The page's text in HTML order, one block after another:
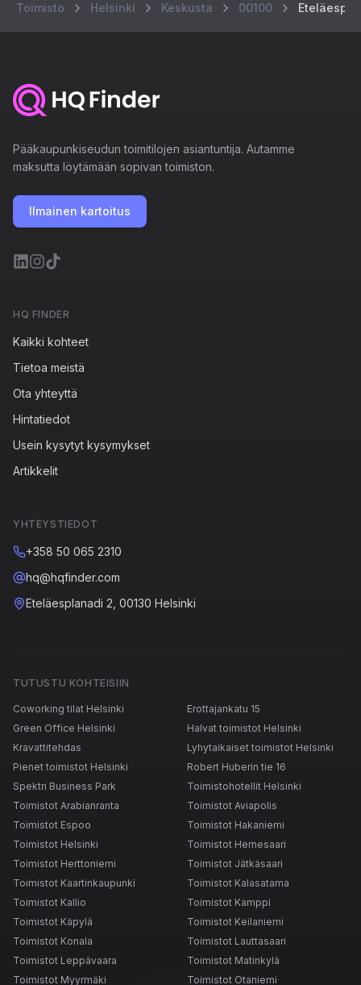
Toimisto Helsinki Keskusta 00100
Pääkaupunkiseudun toimitilojen asiantuntija. Autamme
maksutta löytämään sopivan toimiston.
Ilmainen kartoitus
HQ FINDER
Kaikki kohteet
Tietoa meistä
Ota yhteyttä
Hintatiedot
Usein kysytyt kysymykset
Artikkelit
YHTEYSTIEDOT
+358 50 065 2310
hq@hqfinder.com
Eteläesplanadi 2, 00130 Helsinki
TUTUSTU KOHTEISIIN
Coworking tilat Helsinki
Erottajankatu 15
Green Office Helsinki
Halvat toimistot Helsinki
Kravattitehdas
Lyhytaikaiset toimistot Helsinki
Pienet toimistot Helsinki
Robert Huberin tie 16
Spektri Business Park
Toimistohotellit Helsinki
Toimistot Arabianranta
Toimistot Aviapolis
Toimistot Espoo
Toimistot Hakaniemi
Toimistot Helsinki
Toimistot Hernesaari
Toimistot Herttoniemi
Toimistot Jätkäsaari
Toimistot Kaartinkaupunki
Toimistot Kalasatama
Toimistot Kallio
Toimistot Kamppi
Toimistot Käpylä
Toimistot Keilaniemi
Toimistot Konala
Toimistot Lauttasaari
Toimistot Leppävaara
Toimistot Matinkylä
Toimistot Myyrmäki
Toimistot Otaniemi